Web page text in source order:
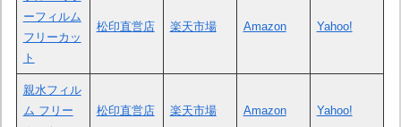
ーフィルム
フリーカッ
ト
松印直営店 楽天市場 Amazon Yahoo!
親水フィル
ム フリー
松印直営店 楽天市場 Amazon Yahoo!